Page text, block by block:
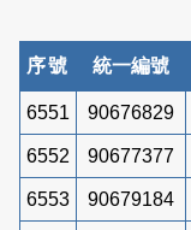
序號 統一編號
6551 90676829
6552 90677377
6553 90679184